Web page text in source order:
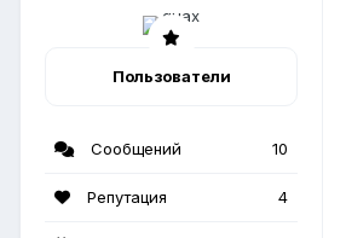
Пользователи
Сообщений 10
Репутация 4